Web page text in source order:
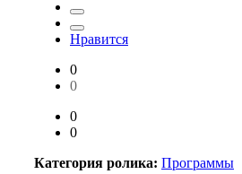
Нравится
0
0
0
0
Категория ролика: Программы